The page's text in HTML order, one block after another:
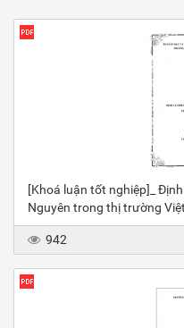
[Khoá luận tốt nghiệp]_
Nguyên trong thị trường
942